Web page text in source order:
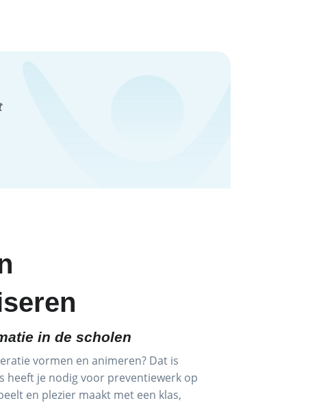
in de scholen
vormen en animeren? Dat is
heeft je nodig voor preventiewerk op
en plezier maakt met een klas,